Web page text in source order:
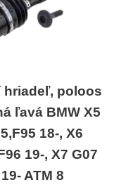
hriadeľ, poloos
ľavá BMW X5
18-, X6
19-, X7 G07
19- ATM 8